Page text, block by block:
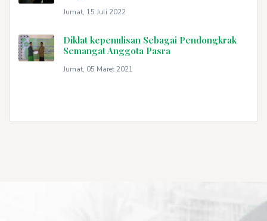
Jumat, 15 Juli 2022
Diklat kepenulisan Sebagai Pendongkrak
Semangat Anggota Pasra
Jumat, 05 Maret 2021